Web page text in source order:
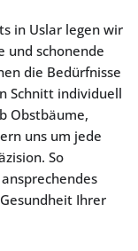
in Uslar legen wir
und schonende
die Bedürfnisse
Schnitt individuell
Obstbäume,
uns um jede
So
Ihrer